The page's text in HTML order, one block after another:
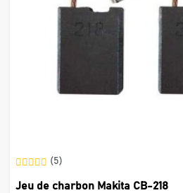
(5)
Jeu de charbon Makita CB-218